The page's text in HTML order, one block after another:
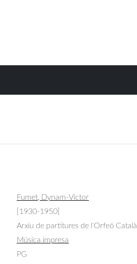
Fumet, Dynam-Victor
[1930-1950]
Arxiu de partitures de l'Orfeó Català
Música impresa
PG